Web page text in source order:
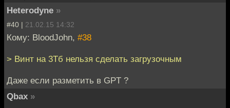
Heterodyne »
#40 | 21.02.15 14:32
Кому: BloodJohn, #38
> Винт на 3Тб нельзя сделать загрузочным
Даже если разметить в GPT ?
Qbax »